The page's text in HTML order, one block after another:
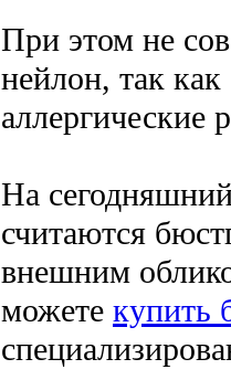
При этом не
нейлон, так
аллергические
На
считаются
внешним
можете купить